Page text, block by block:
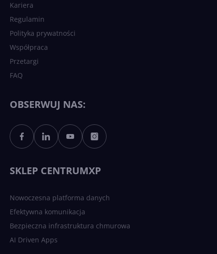
Kariera
Regulamin
Polityka prywatności
Współpraca
Przetargi
FAQ
OBSERWUJ NAS:
SKLEP CENTRUMXP
Nowoczesna platforma danych
Efektywna komunikacja
Bezpieczna infrastruktura chmurowa
AI Driven Apps